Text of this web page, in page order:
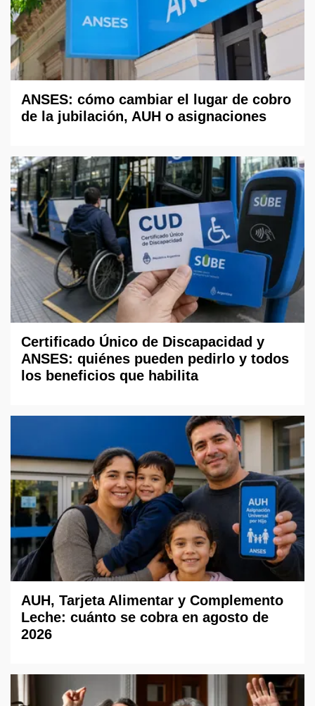
ANSES: cómo cambiar el lugar de cobro
de la jubilación, AUH o asignaciones
Certificado Único de Discapacidad y
ANSES: quiénes pueden pedirlo y todos
los beneficios que habilita
AUH, Tarjeta Alimentar y Complemento
Leche: cuánto se cobra en agosto de
2026